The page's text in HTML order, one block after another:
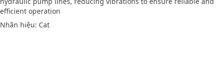
efficient operation
Nhãn hiệu: Cat